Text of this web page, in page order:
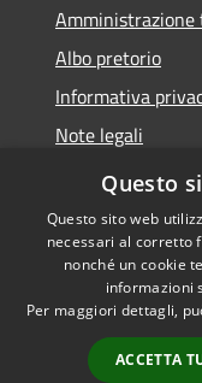
Albo pretorio
Informativa
Note legali
Dichiarazione di
Accessibilità
Questo
Questo sito web
necessari al corretto
nonché un cookie
informazioni
Per maggiori dettagli,
ACCETTA